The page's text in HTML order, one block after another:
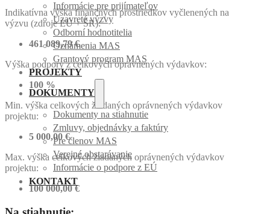
Informácie pre prijímateľov
Uzavreté výzvy
Odborní hodnotitelia
Oznámenia MAS
Grantový program MAS
PROJEKTY
DOKUMENTY
Dokumenty na stiahnutie
Zmluvy, objednávky a faktúry
Pre členov MAS
Verejné obstarávanie
Informácie o podpore z EÚ
KONTAKT
Indikatívna výška finančných prostriedkov vyčlenených na
výzvu (zdroje EÚ + ŠR):
461 089,79 €
Výška podpory z celkových oprávnených výdavkov:
100 %
Min. výška celkových žiadaných oprávnených výdavkov
projektu:
5 000,00 €
Max. výška celkových žiadaných oprávnených výdavkov
projektu:
100 000,00 €